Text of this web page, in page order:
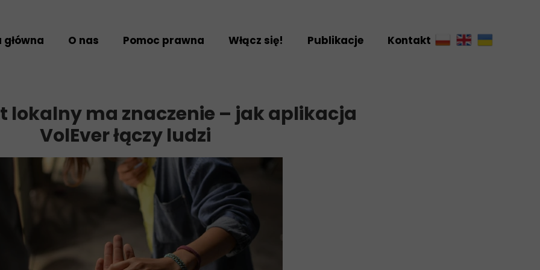
lokalny ma znaczenie – jak aplikacja
VolEver łączy ludzi
O nas
Projekty
Standardy działania
Pomoc prawna
Feedback i skargi
Włącz się!
Publikacje Kontakt